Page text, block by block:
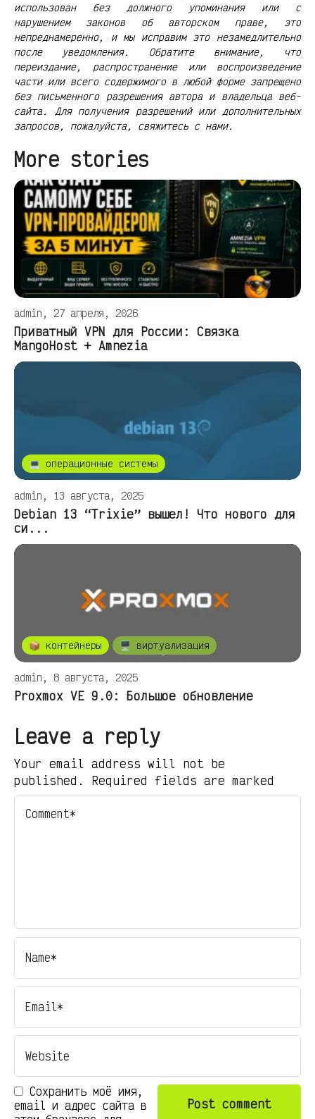
использован без должного упоминания или с
нарушением законов об авторском праве, это
непреднамеренно, и мы исправим это незамедлительно
после уведомления. Обратите внимание, что
переиздание, распространение или воспроизведение
части или всего содержимого в любой форме запрещено
без письменного разрешения автора и владельца веб-
сайта. Для получения разрешений или дополнительных
запросов, пожалуйста, свяжитесь с нами.
More stories
admin, 27 апреля, 2026
Приватный VPN для России: Связка
MangoHost + Amnezia
💻 операционные системы
admin, 13 августа, 2025
Debian 13 “Trixie” вышел! Что нового для
си...
📦 контейнеры 🖥️ виртуализация
admin, 8 августа, 2025
Proxmox VE 9.0: Большое обновление
Leave a reply
Your email address will not be
published. Required fields are marked
Сохранить моё имя,
email и адрес сайта в